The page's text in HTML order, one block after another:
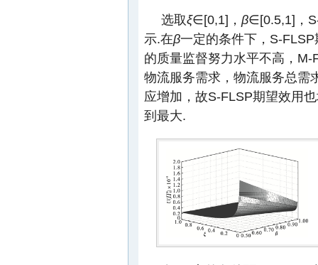
选取ξ∈[0,1]， β∈[0.5,1]，
示.在β一定的条件下，S-
的质量监督努力水平不高，
物流服务需求，物流服务总需
应增加，故S-FLSP期望效用
到最大.